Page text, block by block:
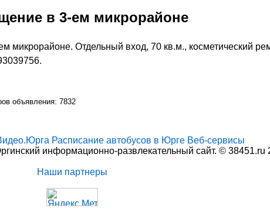
в 3-ем микрорайоне
микрорайоне. Отдельный вход, 70 кв.м., косметический
объявления: 7832
Расписание автобусов в Юрге Веб-сервисы
информационно-развлекательный сайт. © 38451.ru
Наши партнеры